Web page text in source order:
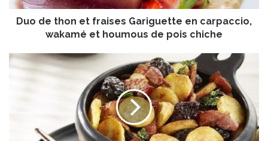
n
r
Duo de thon et fraises Gariguette en carpaccio,
wakamé et houmous de pois chiche
R